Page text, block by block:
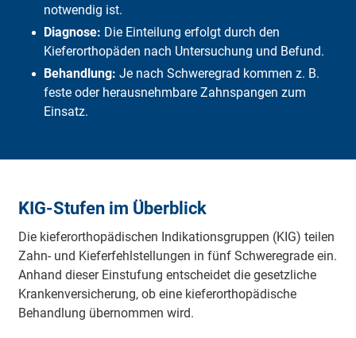
notwendig ist.
Diagnose: Die Einteilung erfolgt durch den
Kieferorthopäden nach Untersuchung und Befund.
Behandlung: Je nach Schweregrad kommen z. B.
feste oder herausnehmbare Zahnspangen zum
Einsatz.
KIG-Stufen im Überblick
Die kieferorthopädischen Indikationsgruppen (KIG) teilen
Zahn- und Kieferfehlstellungen in fünf Schweregrade ein.
Anhand dieser Einstufung entscheidet die gesetzliche
Krankenversicherung, ob eine kieferorthopädische
Behandlung übernommen wird.